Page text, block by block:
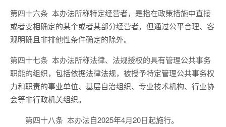
第四十六条 本办法所称特定经营者，是指在政策措施中直接
或者变相确定的某个或者某部分经营者，但通过公平合理、客
观明确且非排他性条件确定的除外。
第四十七条 本办法所称法律、法规授权的具有管理公共事务
职能的组织， 包括依据法律法规，被授予特定管理公共事务权
力和职责的事业单位、基层自治组织、专业技术机构、行业协
会等非行政机关组织。
第四十八条 本办法自2025年4月20日起施行。